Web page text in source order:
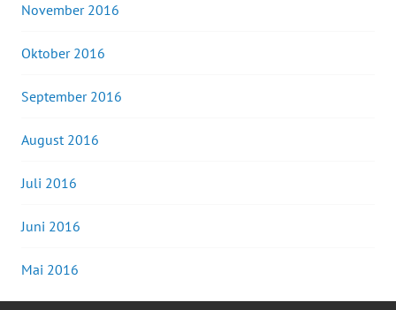
November 2016
Oktober 2016
September 2016
August 2016
Juli 2016
Juni 2016
Mai 2016